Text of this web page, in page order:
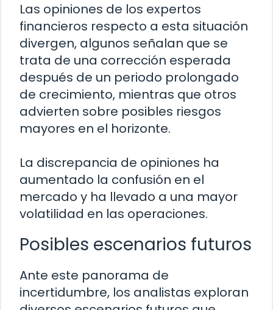
Las opiniones de los expertos
financieros respecto a esta situación
divergen, algunos señalan que se
trata de una corrección esperada
después de un periodo prolongado
de crecimiento, mientras que otros
advierten sobre posibles riesgos
mayores en el horizonte.
La discrepancia de opiniones ha
aumentado la confusión en el
mercado y ha llevado a una mayor
volatilidad en las operaciones.
Posibles escenarios futuros
Ante este panorama de
incertidumbre, los analistas exploran